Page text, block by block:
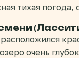
тихая
очень